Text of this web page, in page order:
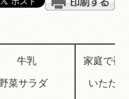
牛乳
ラダ
家庭で補
いただ